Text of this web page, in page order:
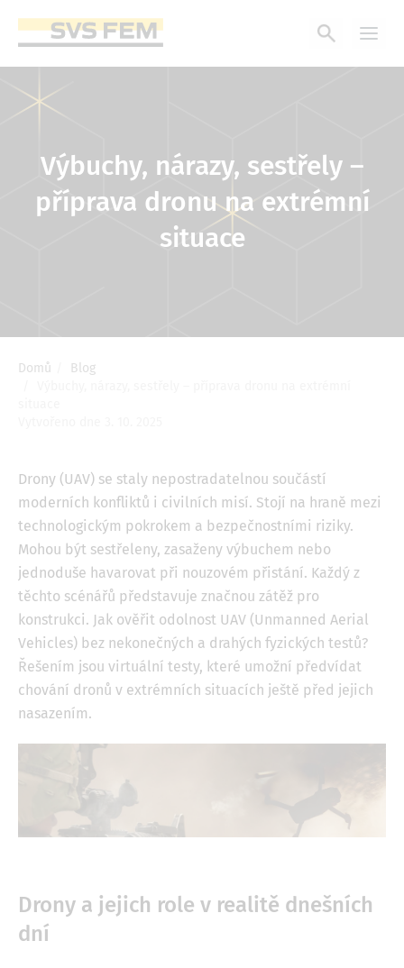
hlavnímu
Výbuchy, nárazy, sestřely –
příprava dronu na extrémní
situace
Drobečková
Domů
Blog
Drony (UAV) se staly nepostradatelnou součástí
moderních konfliktů i civilních misí. Stojí na hraně mezi
technologickým pokrokem a bezpečnostními riziky.
Mohou být sestřeleny, zasaženy výbuchem nebo
jednoduše havarovat při nouzovém přistání. Každý z
těchto scénářů představuje značnou zátěž pro
konstrukci. Jak ověřit odolnost UAV (Unmanned Aerial
Vehicles) bez nekonečných a drahých fyzických testů?
Řešením jsou virtuální testy, které umožní předvídat
chování dronů v extrémních situacích ještě před jejich
nasazením.
Drony a jejich role v realitě dnešních
dní